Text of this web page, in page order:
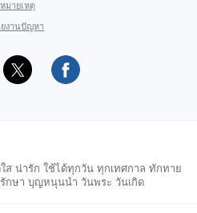
หมายเหตุ
ยงานปัญหา
ส น่ารัก ใช้ได้ทุกวัน ทุกเทศกาล ทักทาย
กษา บุญหนุนนำ วันพระ วันเกิด